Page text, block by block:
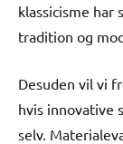
klassicisme har
tradition og
Desuden vil vi
hvis innovative
selv.